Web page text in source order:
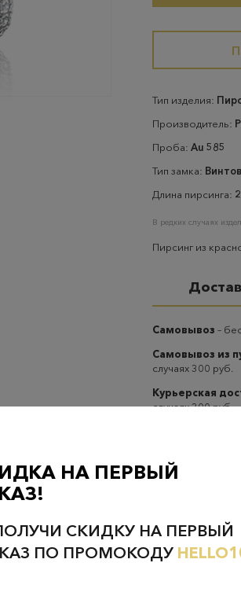
Тип изделия:
Производитель:
Проба: Au 585
Тип замка:
Длина пирсинга:
В редких случаях
Пирсинг из
Самовывоз –
Самовывоз из
случаях 300 руб.
Курьерская
случаях 300 руб.
наличие в
НА ПЕРВЫЙ
СКИДКУ НА ПЕРВЫЙ
ПО ПРОМОКОДУ